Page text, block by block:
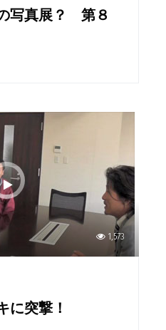
写真展？ 第８
1,573
に突撃！